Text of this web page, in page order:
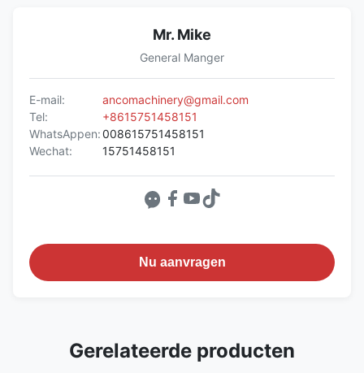
Mr. Mike
General Manger
E-mail:
ancomachinery@gmail.com
Tel:
+8615751458151
WhatsAppen:008615751458151
Wechat:
15751458151
Nu aanvragen
Gerelateerde producten